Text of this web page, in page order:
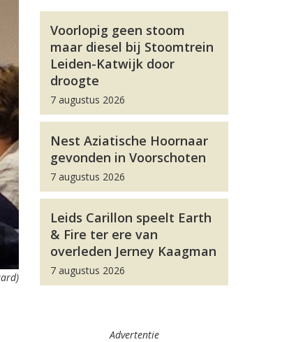
Voorlopig geen stoom
maar diesel bij Stoomtrein
Leiden-Katwijk door
droogte
7 augustus 2026
Nest Aziatische Hoornaar
gevonden in Voorschoten
7 augustus 2026
Leids Carillon speelt Earth
& Fire ter ere van
overleden Jerney Kaagman
7 augustus 2026
Advertentie